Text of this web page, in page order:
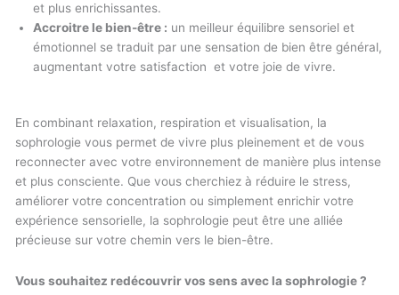
et plus enrichissantes.
Accroitre le bien-être : un meilleur équilibre sensoriel et
émotionnel se traduit par une sensation de bien être général,
augmentant votre satisfaction et votre joie de vivre.
En combinant relaxation, respiration et visualisation, la
sophrologie vous permet de vivre plus pleinement et de vous
reconnecter avec votre environnement de manière plus intense
et plus consciente. Que vous cherchiez à réduire le stress,
améliorer votre concentration ou simplement enrichir votre
expérience sensorielle, la sophrologie peut être une alliée
précieuse sur votre chemin vers le bien-être.
Vous souhaitez redécouvrir vos sens avec la sophrologie ?